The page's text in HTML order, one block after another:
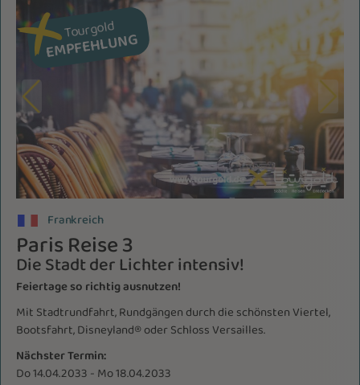
Tourgold
EMPFEHLUNG
Frankreich
Paris Reise 3
Die Stadt der Lichter intensiv!
Feiertage so richtig ausnutzen!
Mit Stadtrundfahrt, Rundgängen durch die schönsten Viertel,
Bootsfahrt, Disneyland® oder Schloss Versailles.
Nächster Termin:
Do 14.04.2033 - Mo 18.04.2033